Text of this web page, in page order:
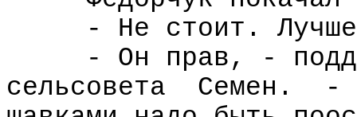
- Не стоит.
- Он прав, -
сельсовета
Семен.
-